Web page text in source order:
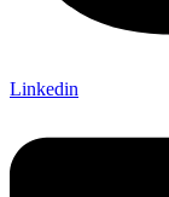
Linkedin